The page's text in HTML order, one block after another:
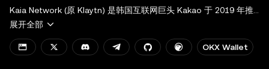
区块链
代币 & NFT
开发者
展开全部
OKX Wallet